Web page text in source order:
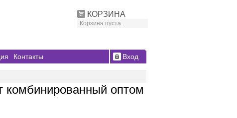
КОРЗИНА
Корзина пуста.
Контакты Вход
комбинированный оптом